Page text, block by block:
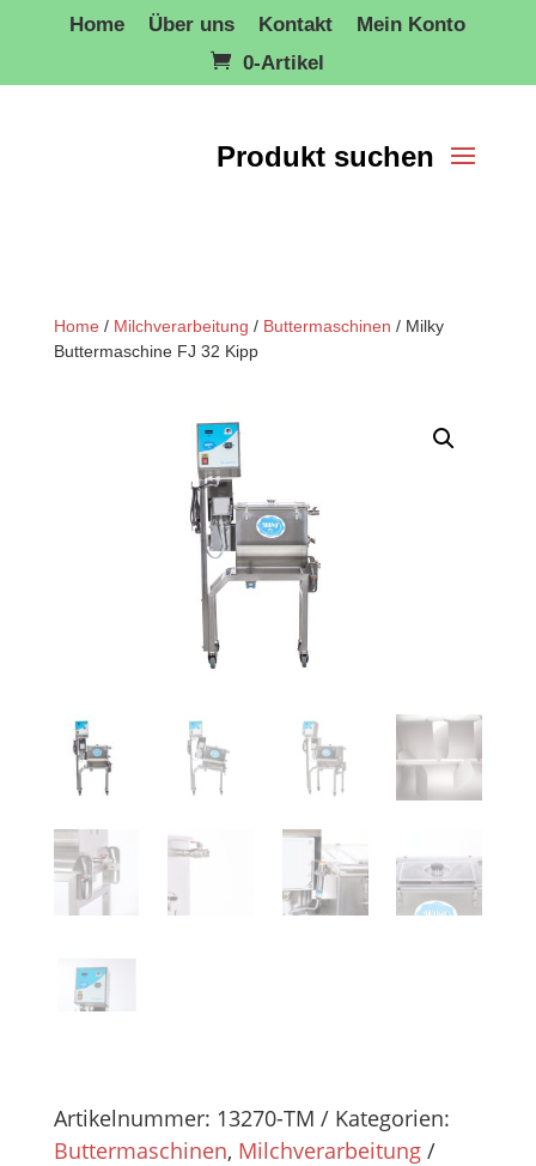
Home Über uns Kontakt
Mein Konto
0-Artikel
Home / Milchverarbeitung / Buttermaschinen / Milky
Buttermaschine FJ 32 Kipp
Artikelnummer: 13270-TM
Kategorien:
Buttermaschinen, Milchverarbeitung